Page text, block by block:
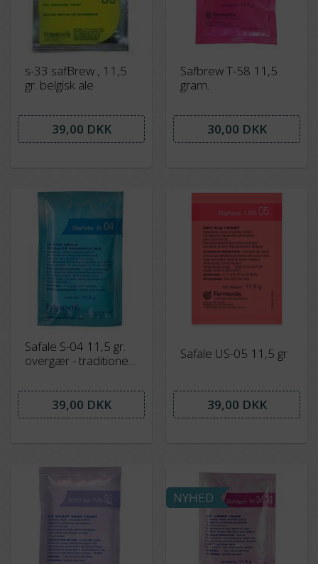
s-33 safBrew , 11,5
gr. belgisk ale
39,00 DKK
Safbrew T-58 11,5
gram.
30,00 DKK
Safale S-04 11,5 gr.
overgær - traditionel
39,00 DKK
Safale US-05 11,5 gr
39,00 DKK
NYHED